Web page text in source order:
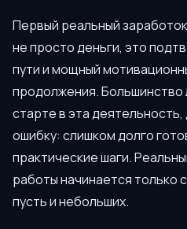
Первый реальный
не просто деньги, это
пути и мощный
продолжения. Большинство
старте в эта
ошибку: слишком долго
практические шаги.
работы начинается только
пусть и небольших.